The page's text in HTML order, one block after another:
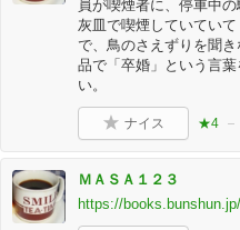
員が喫煙者に、停車中
灰皿で喫煙していてい
で、鳥のさえずりを聞
品で「卒婚」という言
い。
ナイス ★4
ＭＡＳＡ１２３
https://